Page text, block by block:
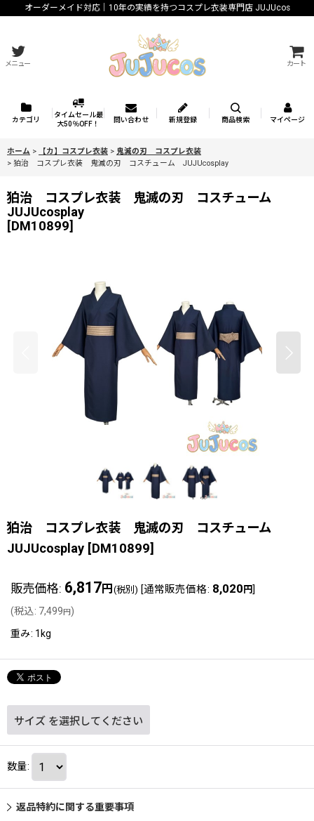
オーダーメイド対応｜10年の実績を持つコスプレ衣装専門店 JUJUcos
メニュー カート
カテゴリ
タイムセール最
大50％OFF！
問い合わせ 新規登録 商品検索 マイページ
ホーム > 【カ】コスプレ衣装 > 鬼滅の刃 コスプレ衣装
> 狛治 コスプレ衣装 鬼滅の刃 コスチューム JUJUcosplay
狛治 コスプレ衣装 鬼滅の刃 コスチューム
JUJUcosplay
[DM10899]
狛治 コスプレ衣装 鬼滅の刃 コスチューム
JUJUcosplay [DM10899]
販売価格: 6,817円 (税別) [通常販売価格: 8,020 円]
(税込: 7,499円)
重み: 1kg
サイズ を選択してください
数量:
返品特約に関する重要事項